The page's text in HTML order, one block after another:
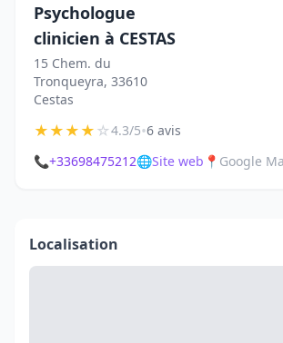
Psychologue
clinicien à CESTAS
15 Chem. du
Tronqueyra, 33610
Cestas
★★★★☆4.3/5•6 avis
📞+33698475212🌐Site web 📍 Google
Localisation